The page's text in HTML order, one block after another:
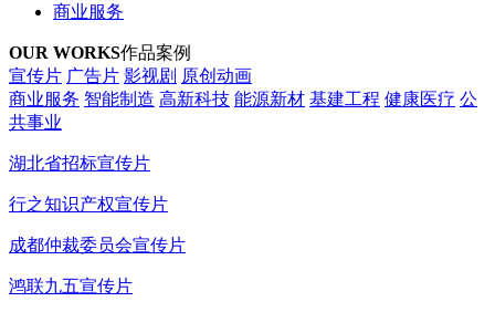
商业服务
OUR WORKS作品案例
宣传片 广告片 影视剧 原创动画
商业服务 智能制造 高新科技 能源新材 基建工程 健康医疗 公
共事业
湖北省招标宣传片
行之知识产权宣传片
成都仲裁委员会宣传片
鸿联九五宣传片